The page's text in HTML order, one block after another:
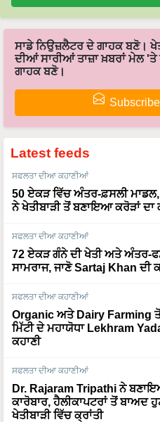
ਸਾਡੇ ਨਿਉਜ਼ਲੈਟਰ ਦੇ ਗਾਹਕ ਬਣੋ।
ਦੀਆਂ ਸਾਰੀਆਂ ਤਾਜ਼ਾ ਖ਼ਬਰਾਂ ਮੇਲ
ਗਾਹਕ ਬਣੋ।
Latest feeds
ਸਫਲਤਾ ਦੀਆ ਕਹਾਣੀਆਂ
50 ਏਕੜ ਵਿੱਚ ਅੰਤਰ-ਫ਼ਸਲੀ
ਨੇ ਖੇਤੀਬਾੜੀ ਤੋਂ ਬਣਾਇਆ ਕਰੋੜਾਂ ਦਾ
ਸਫਲਤਾ ਦੀਆ ਕਹਾਣੀਆਂ
72 ਏਕੜ ਗੰਨੇ ਦੀ ਖੇਤੀ ਅਤੇ ਅੰਤਰ-
ਸਾਮਰਾਜ, ਜਾਣੋ Sartaj Khan ਦੀ
ਸਫਲਤਾ ਦੀਆ ਕਹਾਣੀਆਂ
Organic ਅਤੇ Dairy Farming
ਮਿੱਟੀ ਦੇ ਮਹਾਯੋਧਾ Lekhram
ਕਹਾਣੀ
ਸਫਲਤਾ ਦੀਆ ਕਹਾਣੀਆਂ
Dr. Rajaram Tripathi ਨੇ
ਕਾਰੋਬਾਰ, ਹੈਲੀਕਾਪਟਰਾਂ ਤੋਂ ਬਾਅਦ
ਖੇਤੀਬਾੜੀ ਵਿੱਚ ਕ੍ਰਾਂਤੀ